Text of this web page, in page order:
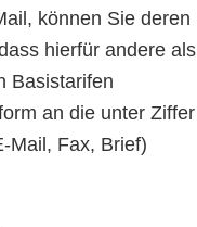
können Sie deren
hierfür andere als
Basistarifen
an die unter Ziffer
Mail, Fax, Brief)